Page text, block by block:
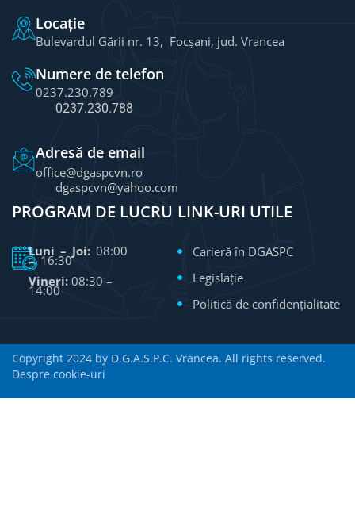
Locație
Bulevardul Gării nr. 13, Focșani, jud. Vrancea
Numere de telefon
0237.230.789
0237.230.788
Adresă de email
office@dgaspcvn.ro
dgaspcvn@yahoo.com
PROGRAM DE LUCRU
Luni – Joi: 08:00
– 16:30
Vineri: 08:30 –
14:00
LINK-URI UTILE
Carieră în DGASPC
Legislație
Politică de confidențialitate
Copyright 2024 by D.G.A.S.P.C. Vrancea. All rights reserved.
Despre cookie-uri